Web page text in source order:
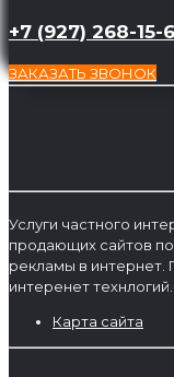
+7 (927) 268-15-
ЗАКАЗАТЬ ЗВОНОК
Услуги частного
продающих сайтов
рекламы в интернет.
интеренет технлогий.
Карта сайта